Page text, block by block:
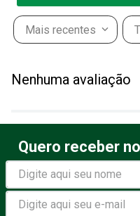
Avalie o produto
estrelas
★★ ★★★
Mais recentes
Nenhuma avaliação
Quero receber